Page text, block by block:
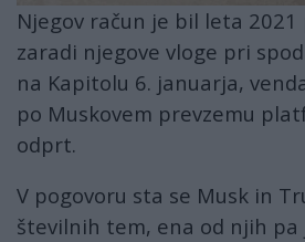
Njegov račun je bil leta 2021
zaradi njegove vloge pri
na Kapitolu 6. januarja,
po Muskovem prevzemu
odprt.
V pogovoru sta se Musk in
številnih tem, ena od njih